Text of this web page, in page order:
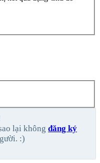
lại không đăng ký
:)